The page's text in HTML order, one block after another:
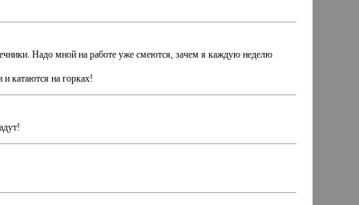
Надо мной на работе уже смеются, зачем я каждую неделю
катаются на горках!